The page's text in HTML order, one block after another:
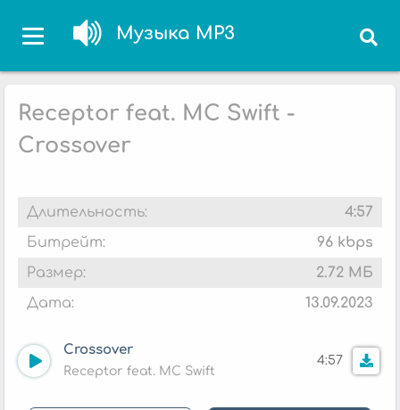
Музыка MP3
Receptor feat. MC Swift -
Crossover
Длительность:
4:57
Битрейт:
96 kbps
Размер:
2.72 МБ
Дата:
13.09.2023
Crossover
Receptor feat. MC Swift
4:57